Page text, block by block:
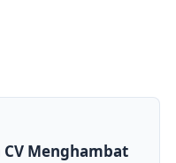
Menghambat